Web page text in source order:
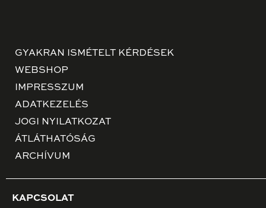
GYAKRAN ISMÉTELT KÉRDÉSEK
WEBSHOP
IMPRESSZUM
ADATKEZELÉS
JOGI NYILATKOZAT
ÁTLÁTHATÓSÁG
ARCHÍVUM
KAPCSOLAT